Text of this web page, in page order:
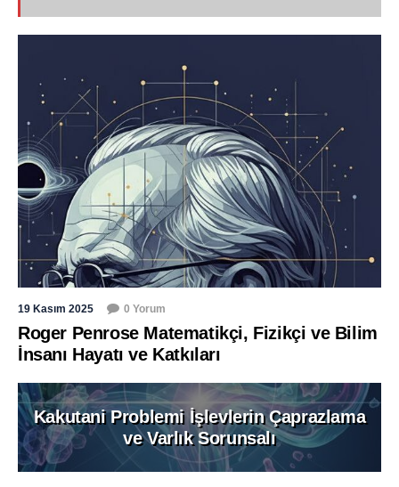
19 Kasım 2025 0 Yorum
Roger Penrose Matematikçi, Fizikçi ve Bilim
İnsanı Hayatı ve Katkıları
Kakutani Problemi İşlevlerin Çaprazlama
ve Varlık Sorunsalı